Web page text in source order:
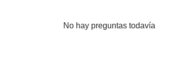
No hay preguntas todavía